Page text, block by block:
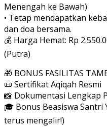
Menengah ke Bawah)
• Tetap mendapatkan
dan doa bersama.
💰 Harga Hemat: Rp
(Putra)
🎁 BONUS FASILITAS
📜 Sertifikat Aqiqah Resmi
📸 Dokumentasi Lengkap
🎓 Bonus Beasiswa Santri
terus mengalir!)